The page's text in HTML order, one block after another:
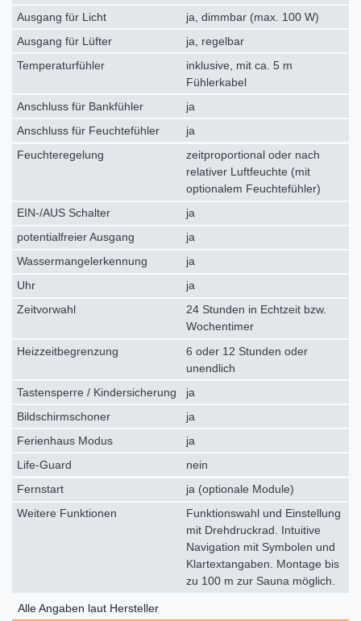
Ausgang für Licht
ja, dimmbar (max. 100 W)
Ausgang für Lüfter
ja, regelbar
Temperaturfühler
inklusive, mit ca. 5 m
Fühlerkabel
Anschluss für Bankfühler
ja
Anschluss für Feuchtefühler
ja
Feuchteregelung
zeitproportional oder nach
relativer Luftfeuchte (mit
optionalem Feuchtefühler)
EIN-/AUS Schalter
ja
potentialfreier Ausgang
ja
Wassermangelerkennung
ja
Uhr
ja
Zeitvorwahl
24 Stunden in Echtzeit bzw.
Wochentimer
Heizzeitbegrenzung
6 oder 12 Stunden oder
unendlich
Tastensperre / Kindersicherung
ja
Bildschirmschoner
ja
Ferienhaus Modus
ja
Life-Guard
nein
Fernstart
ja (optionale Module)
Weitere Funktionen
Funktionswahl und Einstellung
mit Drehdruckrad. Intuitive
Navigation mit Symbolen und
Klartextangaben. Montage bis
zu 100 m zur Sauna möglich.
Alle Angaben laut Hersteller